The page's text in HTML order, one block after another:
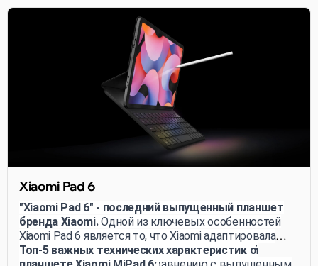
Xiaomi Pad 6
"Xiaomi Pad 6" - последний выпущенный планшет
бренда Xiaomi.Одной из ключевых особенностей
Xiaomi Pad 6 является то, что Xiaomi адаптировала
свой интерфейс MIUI для более эффективной
Топ-5 важных технических характеристик о